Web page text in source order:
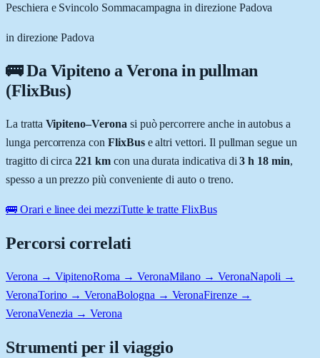
Peschiera e Svincolo Sommacampagna in direzione Padova
in direzione Padova
🚌 DaVipiteno aVeronain pullman
(FlixBus)
La tratta Vipiteno–Verona si può percorrere anche in autobus a
lunga percorrenza con FlixBuse altri vettori. Il pullman segue un
tragitto di circa 221 kmcon una durata indicativa di 3 h 18 min,
spesso a un prezzo più conveniente di auto o treno.
🚌 Orari e linee dei mezziTutte le tratte FlixBus
Percorsi correlati
Verona → VipitenoRoma → VeronaMilano → VeronaNapoli →
VeronaTorino → VeronaBologna → VeronaFirenze →
VeronaVenezia → Verona
Strumenti per il viaggio